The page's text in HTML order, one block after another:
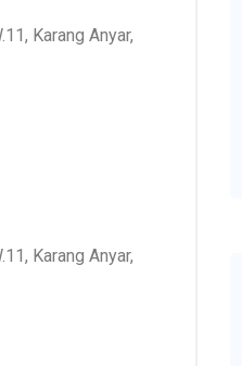
Karang Anyar,
Karang Anyar,